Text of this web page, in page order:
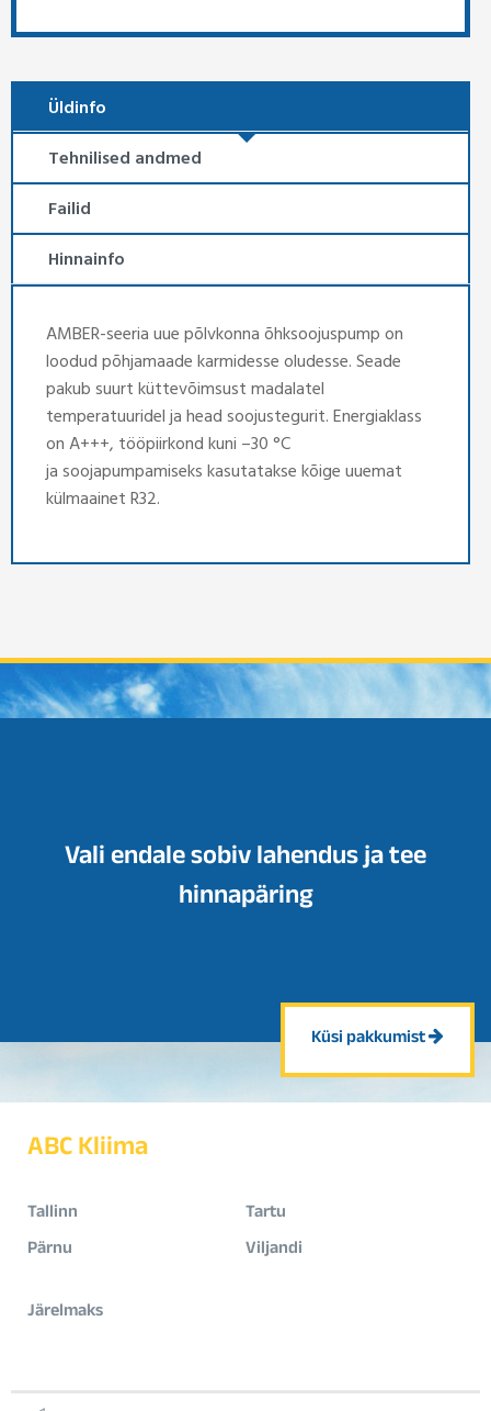
Üldinfo
Tehnilised andmed
Failid
Hinnainfo
AMBER-seeria uue põlvkonna õhksoojuspump on
loodud põhjamaade karmidesse oludesse. Seade
pakub suurt küttevõimsust madalatel
temperatuuridel ja head soojustegurit. Energiaklass
on A+++, tööpiirkond kuni –30 °C
ja soojapumpamiseks kasutatakse kõige uuemat
külmaainet R32.
Vali endale sobiv lahendus ja tee
hinnapäring
Küsi pakkumist
ABC Kliima
Tallinn
Tartu
Pärnu
Viljandi
Järelmaks